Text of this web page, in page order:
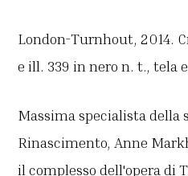
London-Turnhout, 2014.
e ill. 339 in nero n. t., tela
Massima specialista della
Rinascimento, Anne
il complesso dell'opera di